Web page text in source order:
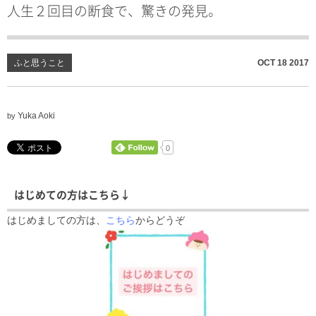
人生２回目の断食で、驚きの発見。
ふと思うこと OCT 18 2017
by Yuka Aoki
0
はじめての方はこちら↓
はじめましての方は、 こちらからどうぞ